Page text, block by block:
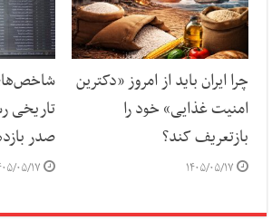
چرا ایران باید از امروز «دکترین
امنیت غذایی» خود را
بازتعریف کند؟
۱۴۰۵/۰۵/۱۷
تاریخی
صدر
۱۴۰۵/۰۵/